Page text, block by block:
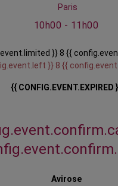
Paris
10h00 - 11h00
}} 8 {{
}} 8 {{
{{ CONFIG.EVENT.EXPIRED
Avirose